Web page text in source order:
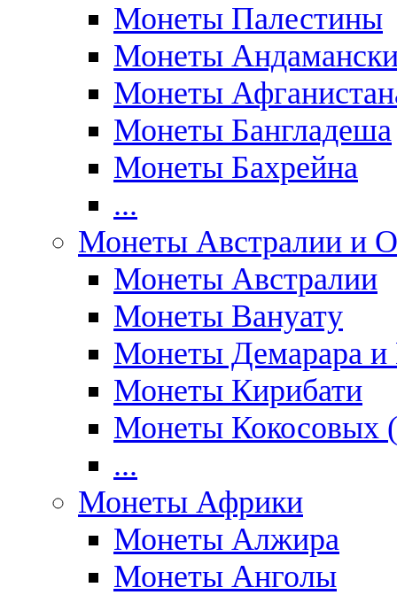
Монеты Палестины
Монеты
Монеты
Монеты Бангладеша
Монеты Бахрейна
...
Монеты Австралии и
Монеты Австралии
Монеты Вануату
Монеты Демарара и
Монеты Кирибати
Монеты Кокосовых
...
Монеты Африки
Монеты Алжира
Монеты Анголы